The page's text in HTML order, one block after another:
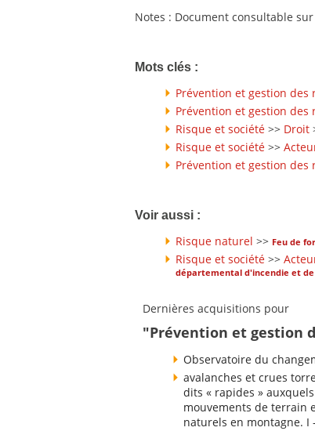
Notes : Document consultable
Mots clés :
Prévention et gestion des
Prévention et gestion des
Risque et société >> Droit
Risque et société >>
Prévention et gestion des
Voir aussi :
Risque naturel >> Feu de
Risque et société >>
départemental d'incendie et de
Dernières acquisitions pour
"Prévention et gestion
Observatoire du
avalanches et crues
dits « rapides »
mouvements de terrain
naturels en montagne. I -